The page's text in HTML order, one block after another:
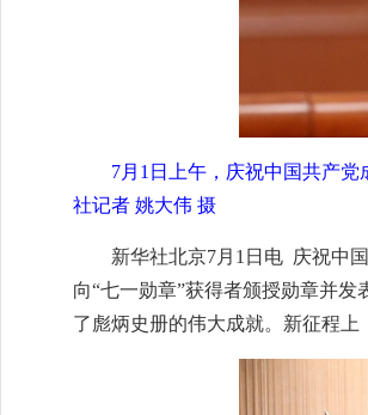
7月1日上午，庆祝中国共产
社记者 姚大伟 摄
新华社北京7月1日电 庆祝中
向“七一勋章”获得者颁授勋章并
了彪炳史册的伟大成就。新征程